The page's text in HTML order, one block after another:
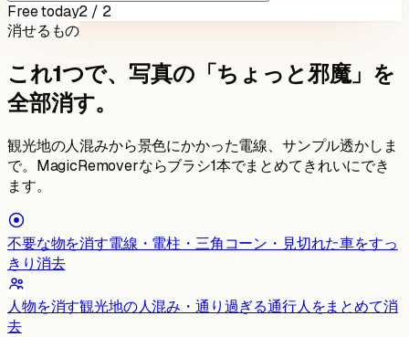
Free today2 / 2
消せるもの
これ1つで、写真の「ちょっと邪魔」を
全部消す。
観光地の人混みから景色にかかった電線、サンプル透かしま
で。MagicRemoverならブラシ1本でまとめてきれいにでき
ます。
不要な物を消す電線・電柱・三角コーン・見切れた車をすっ
きり消去
人物を消す観光地の人混み・通り過ぎる通行人をまとめて消
去